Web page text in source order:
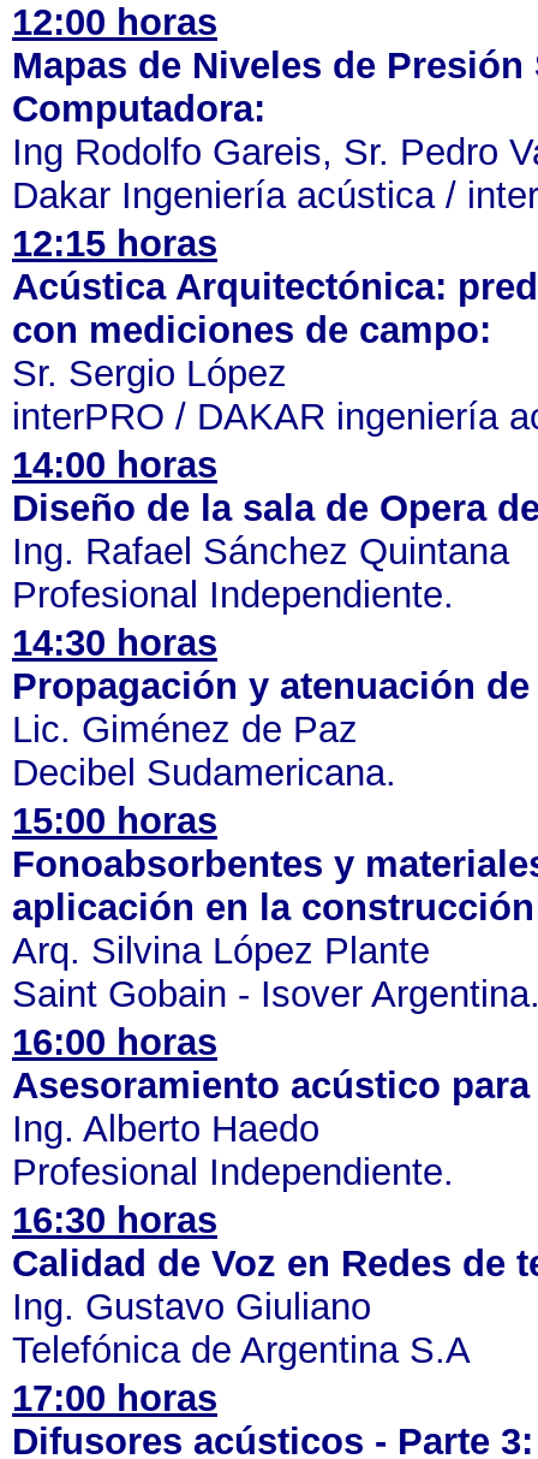
12:00 horas
Mapas de Niveles de
Computadora:
Ing Rodolfo Gareis, Sr. Pedro
Dakar Ingeniería acústica /
12:15 horas
Acústica Arquitectónica:
con mediciones de campo:
Sr. Sergio López
interPRO / DAKAR ingeniería
14:00 horas
Diseño de la sala de Opera
Ing. Rafael Sánchez Quintana
Profesional Independiente.
14:30 horas
Propagación y atenuación
Lic. Giménez de Paz
Decibel Sudamericana.
15:00 horas
Fonoabsorbentes y
aplicación en la
Arq. Silvina López Plante
Saint Gobain - Isover
16:00 horas
Asesoramiento acústico
Ing. Alberto Haedo
Profesional Independiente.
16:30 horas
Calidad de Voz en Redes de
Ing. Gustavo Giuliano
Telefónica de Argentina S.A
17:00 horas
Difusores acústicos - Parte 3: